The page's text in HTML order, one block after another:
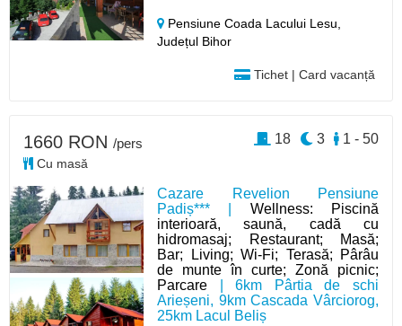
Pensiune Coada Lacului Lesu,
Județul Bihor
Tichet | Card vacanță
Cazare Revelion Pensiune
Padiș*** | Wellness: Piscină
interioară, saună, cadă cu
hidromasaj; Restaurant; Masă;
Bar; Living; Wi-Fi; Terasă; Pârâu
de munte în curte; Zonă picnic;
Parcare | 6km Pârtia de schi
Arieșeni, 9km Cascada Vârciorog,
25km Lacul Beliș
1660 RON /pers
Cu masă
1 - 50
3
18